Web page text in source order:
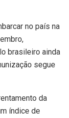
no país na
brasileiro ainda
segue
da
índice de